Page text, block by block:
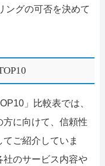
ングの可否を決めて
」比較表では、
に向けて、信頼性
ご紹介していま
のサービス内容や